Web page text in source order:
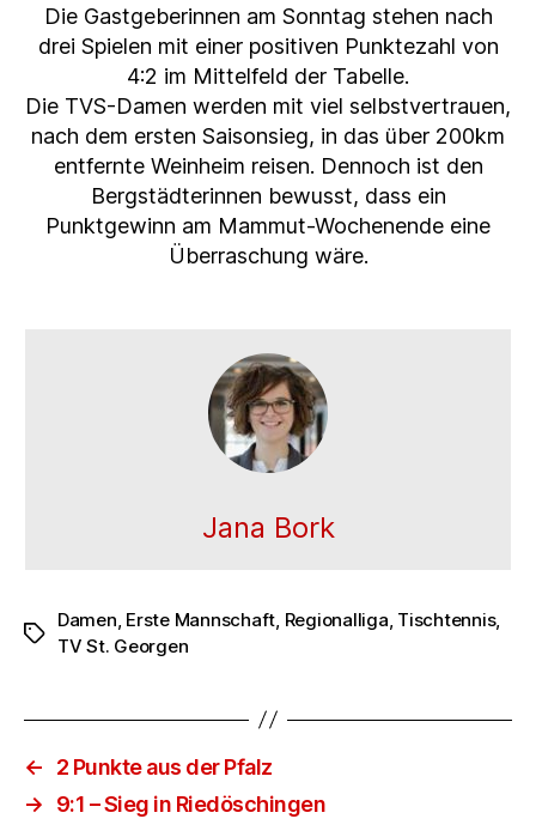
Die Gastgeberinnen am Sonntag stehen nach
drei Spielen mit einer positiven Punktezahl von
4:2 im Mittelfeld der Tabelle.
Die TVS-Damen werden mit viel selbstvertrauen,
nach dem ersten Saisonsieg, in das über 200km
entfernte Weinheim reisen. Dennoch ist den
Bergstädterinnen bewusst, dass ein
Punktgewinn am Mammut-Wochenende eine
Überraschung wäre.
Jana Bork
Schlagwörter
Damen Erste Mannschaft Regionalliga Tischtennis,
TV St. Georgen
←
2 Punkte aus der Pfalz
→
9:1 – Sieg in Riedöschingen